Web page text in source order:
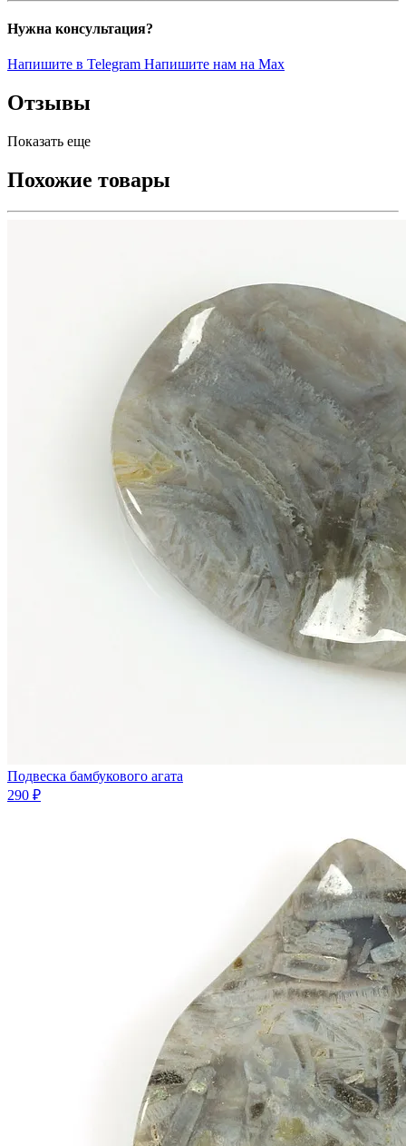
Нужна консультация?
Напишите в Telegram Напишите нам на Max
Отзывы
Показать еще
Похожие товары
Подвеска бамбукового агата
290 ₽